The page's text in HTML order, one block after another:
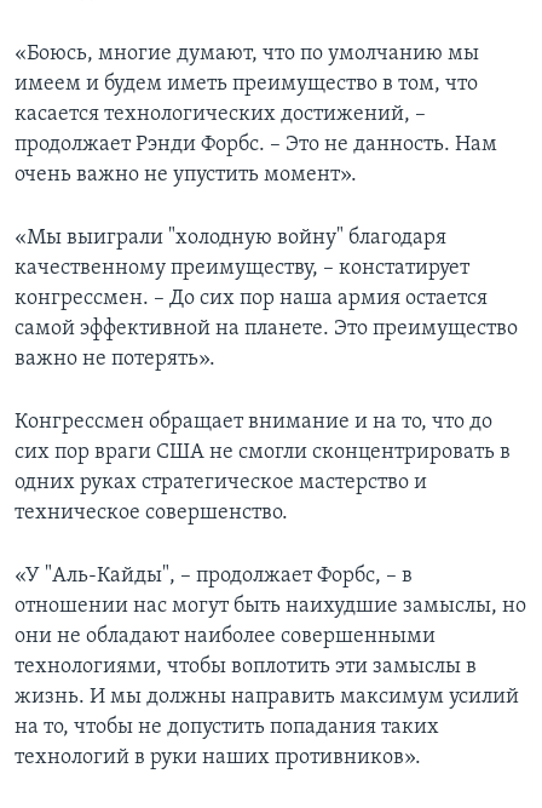
«Боюсь, многие думают, что по умолчанию мы
имеем и будем иметь преимущество в том, что
касается технологических достижений, –
продолжает Рэнди Форбс. – Это не данность. Нам
очень важно не упустить момент».
«Мы выиграли "холодную войну" благодаря
качественному преимуществу, – констатирует
конгрессмен. – До сих пор наша армия остается
самой эффективной на планете. Это преимущество
важно не потерять».
Конгрессмен обращает внимание и на то, что до
сих пор враги США не смогли сконцентрировать в
одних руках стратегическое мастерство и
техническое совершенство.
«У "Аль-Кайды", – продолжает Форбс, – в
отношении нас могут быть наихудшие замыслы, но
они не обладают наиболее совершенными
технологиями, чтобы воплотить эти замыслы в
жизнь. И мы должны направить максимум усилий
на то, чтобы не допустить попадания таких
технологий в руки наших противников».